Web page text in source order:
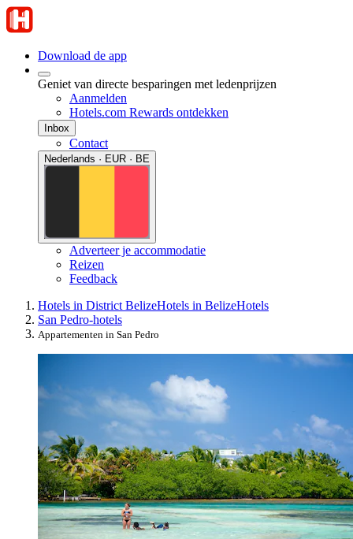
Download de app
Geniet van directe besparingen met ledenprijzen
Aanmelden
Hotels.com Rewards ontdekken
Inbox
Contact
Nederlands · EUR · BE
Adverteer je accommodatie
Reizen
Feedback
Hotels in District BelizeHotels in BelizeHotels
San Pedro-hotels
Appartementen in San Pedro